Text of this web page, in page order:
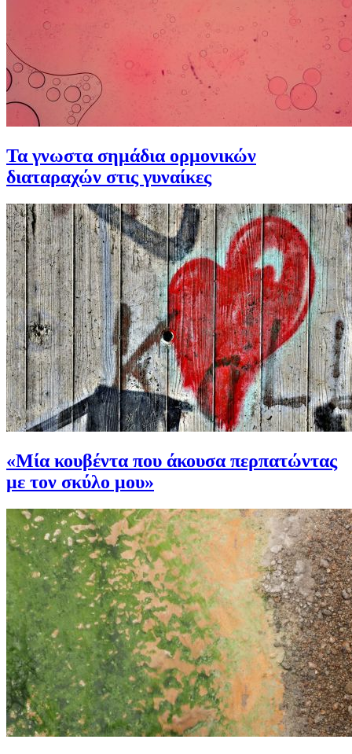
Τα γνωστα σημάδια ορμονικών
διαταραχών στις γυναίκες
«Μία κουβέντα που άκουσα περπατώντας
με τον σκύλο μου»